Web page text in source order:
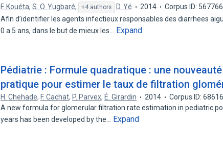
F. Kouéta,S. O. Yugbaré, +4 authors D. Yé 2014
Corpus ID:
Afin d’identifier les agents infectieux responsables des diarrhees
0 a 5 ans, dans le but de mieux les…
Expand
Pédiatrie : Formule quadratique : une
pratique pour estimer le taux de filtration
H. Chehade, F. Cachat, P. Parvex, É. Girardin 2014
Corpus ID:
A new formula for glomerular filtration rate estimation in pediatric
years has been developed by the…
Expand